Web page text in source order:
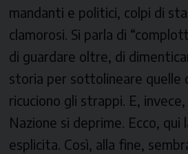
mandanti e politici, colpi di
clamorosi. Si parla di
di guardare oltre, di
storia per sottolineare quelle
ricuciono gli strappi. E,
Nazione si deprime. Ecco, qui
esplicita. Così, alla fine,